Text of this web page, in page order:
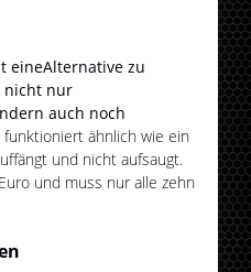
eineAlternative zu
nicht nur
auch noch
funktioniert ähnlich wie ein
und nicht aufsaugt.
und muss nur alle zehn